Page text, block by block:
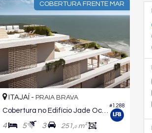
COBERTURA FRENTE MAR
#1.288
ITAJAÍ - PRAIA BRAVA
Cobertura no Edifício Jade Ocean
4 5 3 251,0m²